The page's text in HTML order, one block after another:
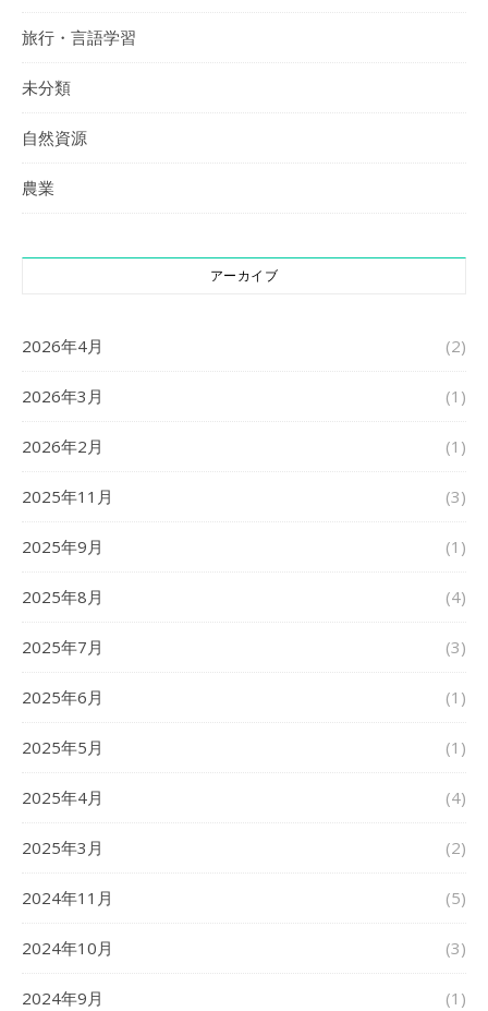
旅行・言語学習
未分類
自然資源
農業
アーカイブ
2026年4月 (2)
2026年3月 (1)
2026年2月 (1)
2025年11月 (3)
2025年9月 (1)
2025年8月 (4)
2025年7月 (3)
2025年6月 (1)
2025年5月 (1)
2025年4月 (4)
2025年3月 (2)
2024年11月 (5)
2024年10月 (3)
2024年9月 (1)